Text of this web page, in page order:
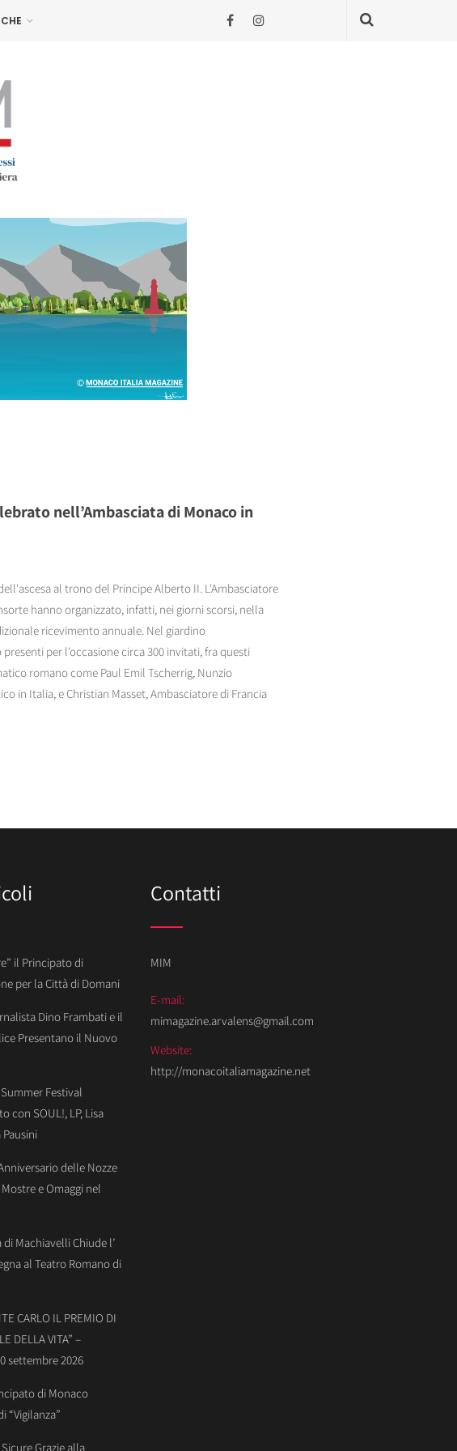
nell’Ambasciata di Monaco in
al trono del Principe Alberto II. L'Ambasciatore
hanno organizzato, infatti, nei giorni scorsi, nella
ricevimento annuale. Nel giardino
per l'occasione circa 300 invitati, fra questi
romano come Paul Emil Tscherrig, Nunzio
in Italia, e Christian Masset, Ambasciatore di Francia
il Principato di
per la Città di Domani
Dino Frambati e il
Presentano il Nuovo
Festival
con SOUL!, LP, Lisa
delle Nozze
e Omaggi nel
Machiavelli Chiude l’
al Teatro Romano di
CARLO IL PREMIO DI
DELLA VITA” –
settembre 2026
di Monaco
“Vigilanza”
Grazie alla
Contatti
MIM
E-mail:
mimagazine.arvalens@gmail.com
Website:
http://monacoitaliamagazine.net